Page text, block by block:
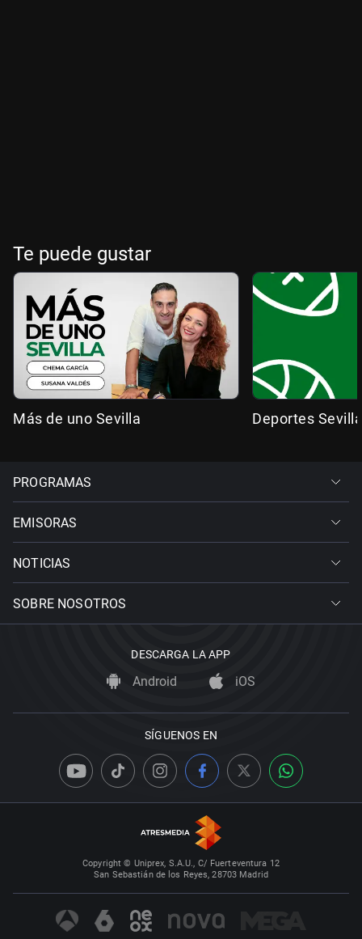
Te puede gustar
Más de uno Sevilla Deportes Sevilla
PROGRAMAS
EMISORAS
NOTICIAS
SOBRE NOSOTROS
DESCARGA LA APP
Android iOS
SÍGUENOS EN
Copyright © Uniprex, S.A.U., C/ Fuerteventura 12
San Sebastián de los Reyes, 28703 Madrid